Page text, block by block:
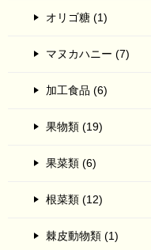
オリゴ糖 (1)
マヌカハニー (7)
加工食品 (6)
果物類 (19)
果菜類 (6)
根菜類 (12)
棘皮動物類 (1)